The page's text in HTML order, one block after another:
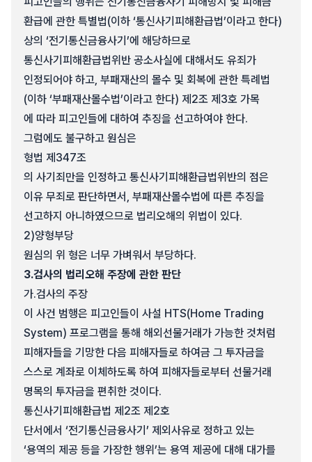
환급에 관한 특별법(이하 ‘통신사기피해환급법’이라고 한다)
상의 ‘전기통신금융사기’에 해당하므로
통신사기피해환급법위반 공소사실에 대해서도 유죄가
인정되어야 하고, 부패재산의 몰수 및 회복에 관한 특례법
(이하 ‘부패재산몰수법’이라고 한다) 제2조 제3호 가목
에 따라 피고인들에 대하여 추징을 선고하여야 한다.
그럼에도 불구하고 원심은
형법 제347조
의 사기죄만을 인정하고 통신사기피해환급법위반의 점은
이유 무죄로 판단하면서, 부패재산몰수법에 따른 추징을
선고하지 아니하였으므로 법리오해의 위법이 있다.
2)양형부당
원심의 위 형은 너무 가벼워서 부당하다.
3.검사의 법리오해 주장에 관한 판단
가.검사의 주장
이 사건 범행은 피고인들이 사설 HTS(Home Trading
System) 프로그램을 통해 해외선물거래가 가능한 것처럼
피해자들을 기망한 다음 피해자들로 하여금 그 투자금을
스스로 계좌로 이체하도록 하여 피해자들로부터 선물거래
명목의 투자금을 편취한 것이다.
통신사기피해환급법 제2조 제2호
단서에서 ‘전기통신금융사기’ 제외사유로 정하고 있는
‘용역의 제공 등을 가장한 행위’는 용역 제공에 대해 대가를